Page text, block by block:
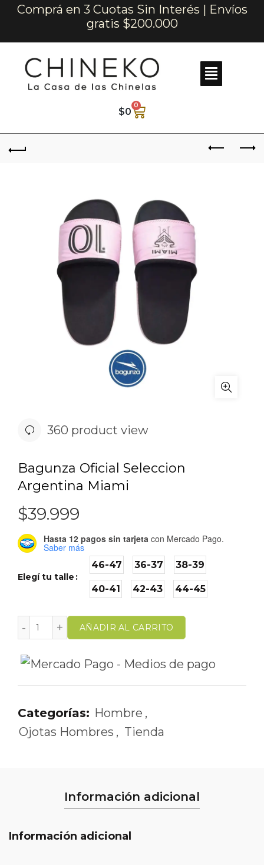
Comprá en 3 Cuotas Sin Interés | Envíos
gratis $200.000
$0
0
360 product view
Bagunza Oficial Seleccion
Argentina Miami
$39.999
Hasta 12 pagos sin tarjeta con Mercado Pago.
Saber más
Elegí tu talle
46-47 36-37 38-39
40-41 42-43 44-45
AÑADIR AL CARRITO
Categorías: Hombre ,
Ojotas Hombres , Tienda
Información adicional
Información adicional